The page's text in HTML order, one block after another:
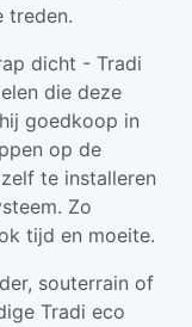
treden.
dicht - Tradi
die deze
goedkoop in
op de
te installeren
Zo
tijd en moeite.
souterrain of
Tradi eco